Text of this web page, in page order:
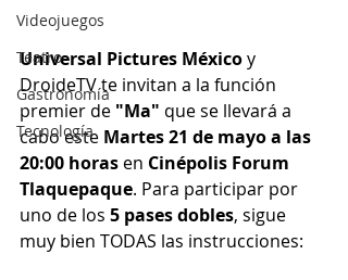
Videojuegos
Teatro
Gastronomía
Tecnología
Universal Pictures México y
DroideTV te invitan a la función
premier de "Ma" que se llevará a
cabo este Martes 21 de mayo a las
20:00 horas en Cinépolis Forum
Tlaquepaque. Para participar por
uno de los 5 pases dobles, sigue
muy bien TODAS las instrucciones: